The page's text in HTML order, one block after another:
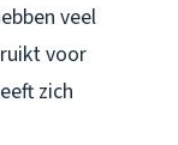
veel
voor
zich